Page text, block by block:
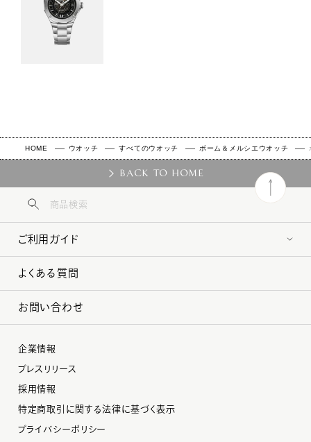
HOME ウオッチ すべてのウオッチ ボーム＆メルシエウオッチ
BACK TO HOME
ご利用ガイド
よくある質問
お問い合わせ
企業情報
プレスリリース
採用情報
特定商取引に関する法律に基づく表示
プライバシーポリシー